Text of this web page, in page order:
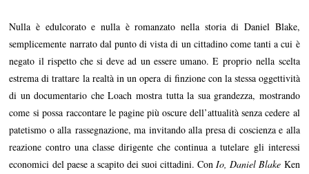
Nulla è edulcorato e nulla è romanzato nella storia di Daniel Blake,
semplicemente narrato dal punto di vista di un cittadino come tanti a cui è
negato il rispetto che si deve ad un essere umano. E proprio nella scelta
estrema di trattare la realtà in un opera di finzione con la stessa oggettività
di un documentario che Loach mostra tutta la sua grandezza, mostrando
come si possa raccontare le pagine più oscure dell’attualità senza cedere al
patetismo o alla rassegnazione, ma invitando alla presa di coscienza e alla
reazione contro una classe dirigente che continua a tutelare gli interessi
economici del paese a scapito dei suoi cittadini. ConIo, Daniel Blake Ken